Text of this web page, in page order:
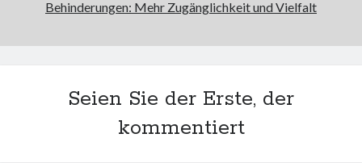
Behinderungen: Mehr Zugänglichkeit und Vielfalt
Seien Sie der Erste, der
kommentiert